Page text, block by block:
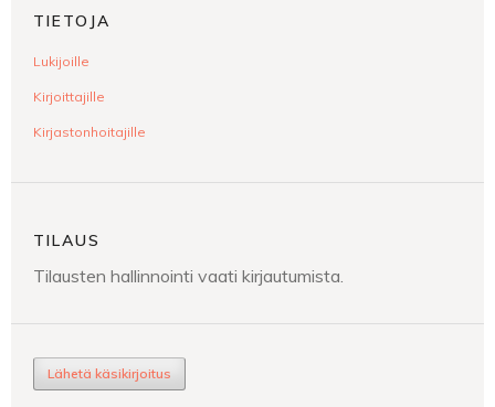
TIETOJA
Lukijoille
Kirjoittajille
Kirjastonhoitajille
TILAUS
Tilausten hallinnointi vaati kirjautumista.
Lähetä käsikirjoitus